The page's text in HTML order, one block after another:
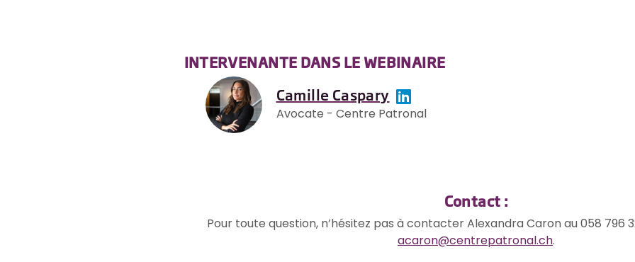
INTERVENANTE DANS LE WEBINAIRE
Camille Caspary
Avocate - Centre Patronal
Contact :
Pour toute question, n’hésitez pas à contacter Alexandra Caron au 058 796
acaron@centrepatronal.ch.